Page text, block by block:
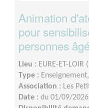
Animation
pour
personnes
Lieu : EURE-ET-LOIR
Type :
Association : Les
Date : du 01/09/